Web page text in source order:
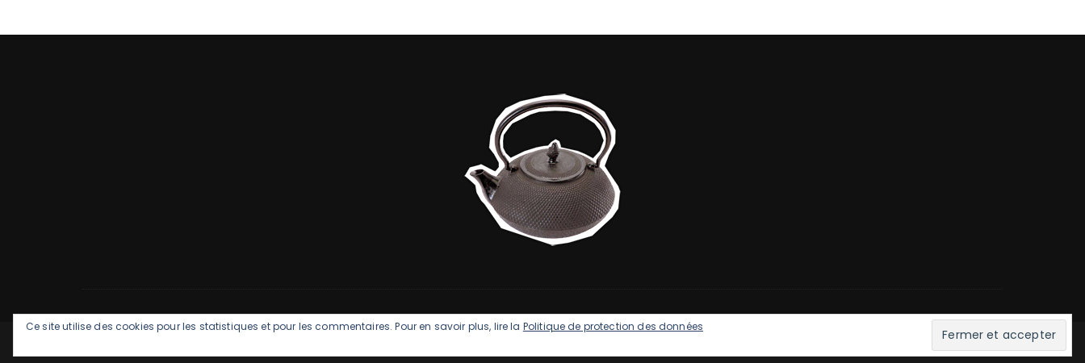
Ce site utilise des cookies pour les statistiques et pour les commentaires. Pour en savoir plus, lire la Politique de protection des données